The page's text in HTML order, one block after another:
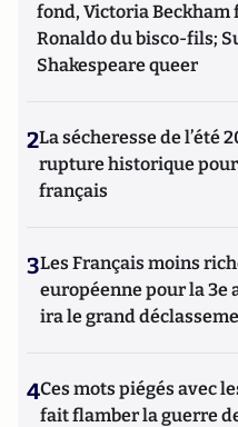
fond, Victoria
Ronaldo du bisco-fils;
Shakespeare queer
2La sécheresse de l’été
rupture historique
français
3Les Français moins
européenne pour la 3e
ira le grand
4Ces mots piégés avec
fait flamber la guerre